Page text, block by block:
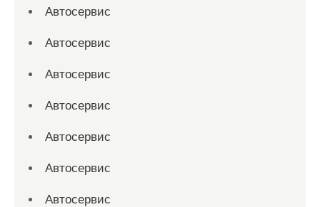
Автосервис
Автосервис
Автосервис
Автосервис
Автосервис
Автосервис
Автосервис